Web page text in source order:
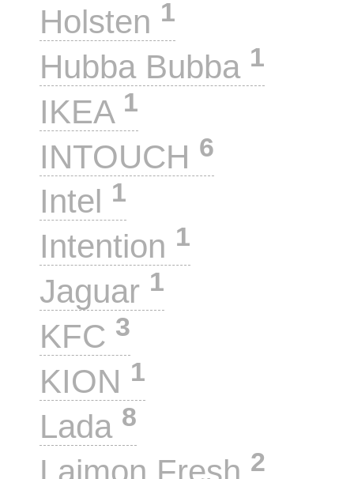
Holsten 1
Hubba Bubba 1
IKEA 1
INTOUCH 6
Intel 1
Intention 1
Jaguar 1
KFC 3
KION 1
Lada 8
Laimon Fresh 2